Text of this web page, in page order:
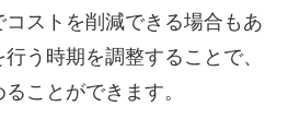
ストを削減できる場合もあ
う時期を調整することで、
ことができます。